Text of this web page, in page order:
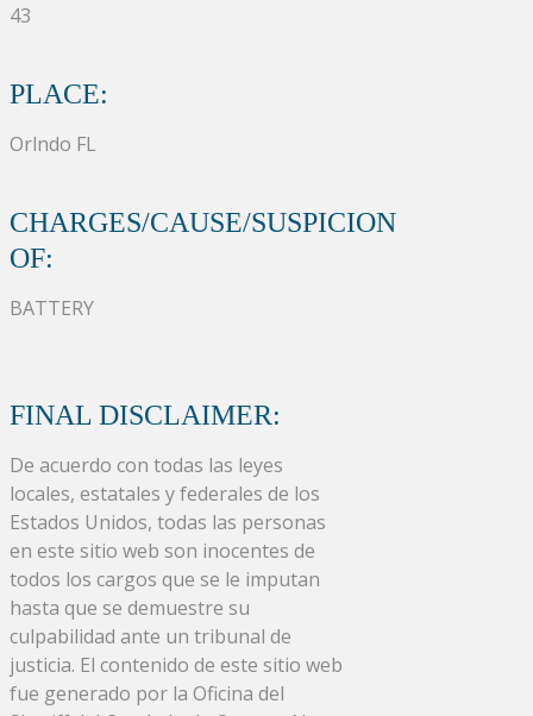
43
PLACE:
Orlndo FL
CHARGES/CAUSE/SUSPICION
OF:
BATTERY
FINAL DISCLAIMER:
De acuerdo con todas las leyes
locales, estatales y federales de los
Estados Unidos, todas las personas
en este sitio web son inocentes de
todos los cargos que se le imputan
hasta que se demuestre su
culpabilidad ante un tribunal de
justicia. El contenido de este sitio web
fue generado por la Oficina del